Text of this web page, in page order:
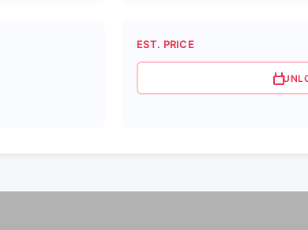
EST. PRICE